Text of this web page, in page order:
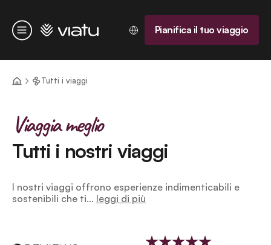
Menu
Homepage Pianifica il tuo viaggio
Tutti i viaggi
Tutti i nostri viaggi
Viaggia meglio
I nostri viaggi offrono esperienze indimenticabili e
sostenibili che ti... leggi di più